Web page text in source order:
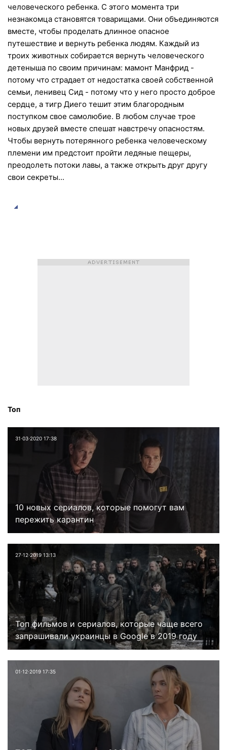
человеческого ребенка. С этого момента три
незнакомца становятся товарищами. Они объединяются
вместе, чтобы проделать длинное опасное
путешествие и вернуть ребенка людям. Каждый из
троих животных собирается вернуть человеческого
детеныша по своим причинам: мамонт Манфрид -
потому что страдает от недостатка своей собственной
семьи, ленивец Сид - потому что у него просто доброе
сердце, а тигр Диего тешит этим благородным
поступком свое самолюбие. В любом случае трое
новых друзей вместе спешат навстречу опасностям.
Чтобы вернуть потерянного ребенка человеческому
племени им предстоит пройти ледяные пещеры,
преодолеть потоки лавы, а также открыть друг другу
свои секреты...
Топ
31⋅03⋅2020 17:38
10 новых сериалов, которые помогут вам
пережить карантин
27⋅12⋅2019 13:13
Топ фильмов и сериалов, которые чаще всего
запрашивали украинцы в Google в 2019 году
01⋅12⋅2019 17:35